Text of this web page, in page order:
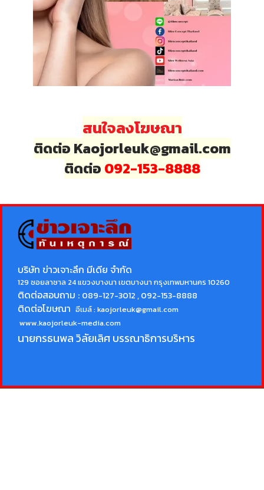
สนใจลงโฆษณา
ติดต่อ Kaojorleuk@gmail.com
ติดต่อ 092-153-8888
บริษัท ข่าวเจาะลึก มีเดีย จำกัด
129 ซอยลาซาล 24 แขวงบางนา เขตบางนา กรุงเทพมหานคร 10260
ติดต่อสอบถาม : 089-127-3012 , 092-153-8888
ติดต่อโฆษณา อีเมล์ :kaojorleuk@gmail.com
www.kaojorleuk-media.com
นายกรธนพล วิลัยเลิศบรรณาธิการบริหาร